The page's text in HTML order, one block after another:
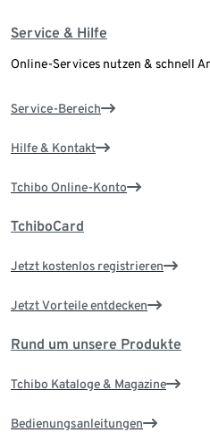
Service & Hilfe
Online-Services nutzen & schnell
Service-Bereich
Hilfe & Kontakt
Tchibo Online-Konto
TchiboCard
Jetzt kostenlos registrieren
Jetzt Vorteile entdecken
Rund um unsere Produkte
Tchibo Kataloge & Magazine
Bedienungsanleitungen